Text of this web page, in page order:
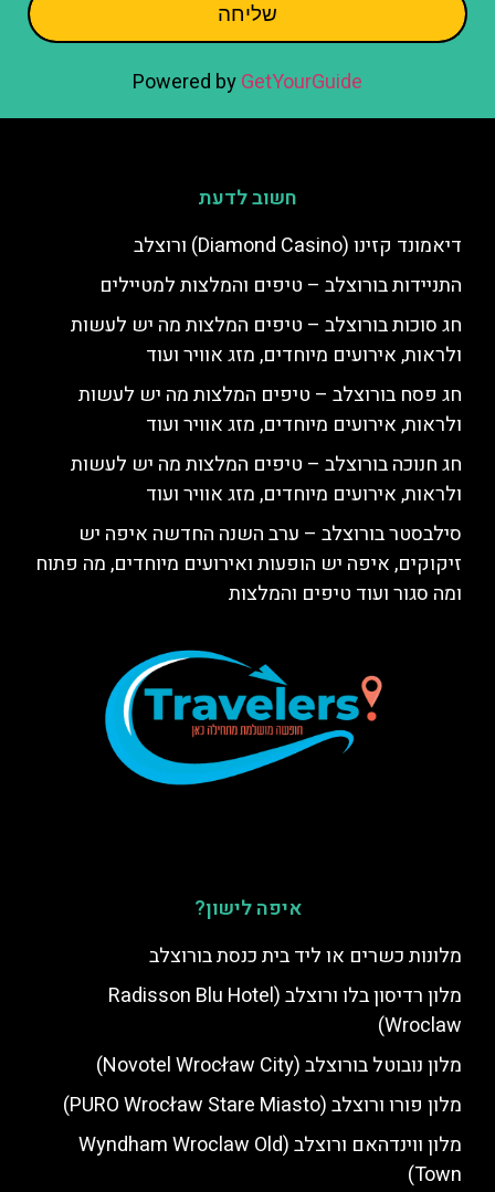
שליחה
Powered byGetYourGuide
חשוב לדעת
דיאמונד קזינו (Diamond Casino) ורוצלב
התניידות בורוצלב – טיפים והמלצות למטיילים
חג סוכות בורוצלב – טיפים המלצות מה יש לעשות
ולראות, אירועים מיוחדים, מזג אוויר ועוד
חג פסח בורוצלב – טיפים המלצות מה יש לעשות
ולראות, אירועים מיוחדים, מזג אוויר ועוד
חג חנוכה בורוצלב – טיפים המלצות מה יש לעשות
ולראות, אירועים מיוחדים, מזג אוויר ועוד
סילבסטר בורוצלב – ערב השנה החדשה איפה יש
זיקוקים, איפה יש הופעות ואירועים מיוחדים, מה פתוח
ומה סגור ועוד טיפים והמלצות
איפה לישון?
מלונות כשרים או ליד בית כנסת בורוצלב
מלון רדיסון בלו ורוצלב (Radisson Blu Hotel
Wroclaw)
מלון נובוטל בורוצלב (Novotel Wrocław City)
מלון פורו ורוצלב (PURO Wrocław Stare Miasto)
מלון ווינדהאם ורוצלב (Wyndham Wroclaw Old
Town)